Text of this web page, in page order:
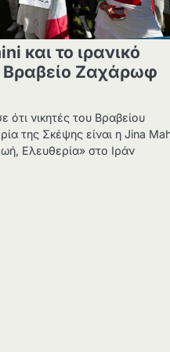
και το ιρανικό
Βραβείο Ζαχάρωφ
νικητές του Βραβείου
της Σκέψης είναι η Jina
Ελευθερία» στο Ιράν